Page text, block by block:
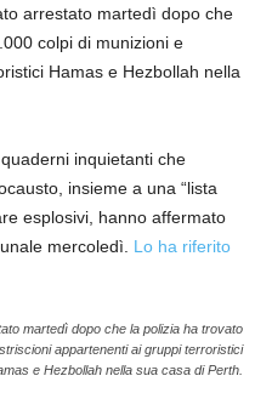
arrestato martedì dopo che
colpi di munizioni e
Hamas e Hezbollah nella
inquietanti che
insieme a una “lista
esplosivi, hanno affermato
mercoledì. Lo ha riferito
martedì dopo che la polizia ha trovato
appartenenti ai gruppi terroristici
e Hezbollah nella sua casa di Perth.